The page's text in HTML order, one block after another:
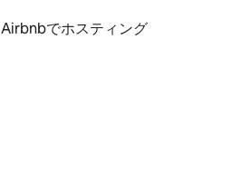
Airbnbでホスティング